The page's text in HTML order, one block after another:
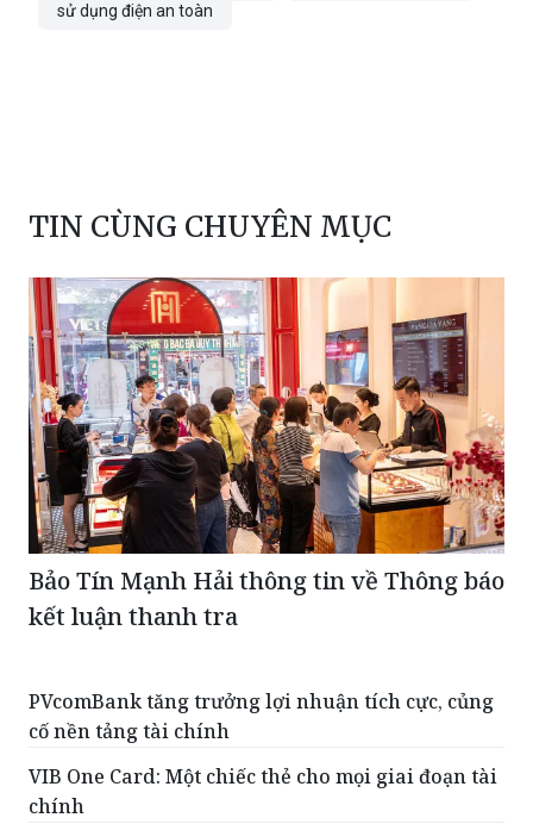
sử dụng điện an toàn
TIN CÙNG CHUYÊN MỤC
Bảo Tín Mạnh Hải thông tin về Thông báo
kết luận thanh tra
PVcomBank tăng trưởng lợi nhuận tích cực, củng
cố nền tảng tài chính
VIB One Card: Một chiếc thẻ cho mọi giai đoạn tài
chính